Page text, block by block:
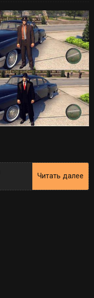
Читать далее